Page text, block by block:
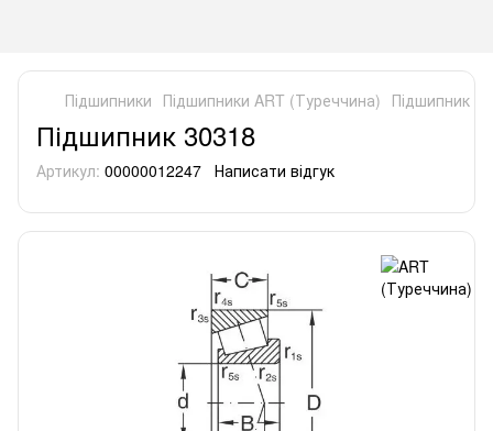
Підшипники Підшипники ART (Туреччина) Підшипник
Підшипник 30318
Артикул: 00000012247 Написати відгук